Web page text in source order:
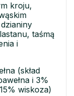
kroju,
taśmą
i
(skład
i 3%
wiskoza)